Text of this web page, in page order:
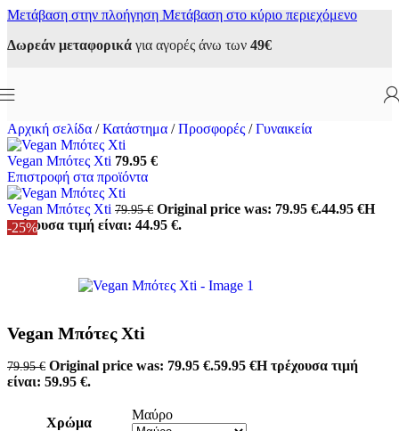
Μετάβαση στην πλοήγηση Μετάβαση στο κύριο περιεχόμενο
Δωρεάν μεταφορικά για αγορές άνω των 49€
Αρχική σελίδα / Κατάστημα / Προσφορές / Γυναικεία
Vegan Μπότες Xti 79.95 €
Επιστροφή στα προϊόντα
Vegan Μπότες Xti 79.95€ Original price was: 79.95 €.44.95 €Η
τρέχουσα τιμή είναι: 44.95 €.
-25%
Vegan Μπότες Xti
79.95€ Original price was: 79.95 €.59.95 €Η τρέχουσα τιμή
είναι: 59.95 €.
Χρώμα
Μαύρο